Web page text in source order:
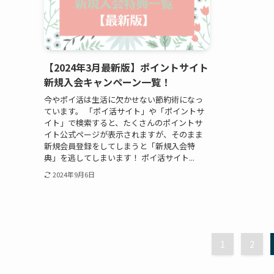
【2024年3月最新版】ポイントサイト
新規入会キャンペーン一覧！
今やポイ活は生活に欠かせない節約術になっ
ています。 「ポイ活サイト」や「ポイントサ
イト」で検索すると、たくさんのポイントサ
イト公式ページが表示されますが、そのまま
新規会員登録をしてしまうと「新規入会特
典」を逃してしまいます！ ポイ活サイト...
2024年9月6日
1 2